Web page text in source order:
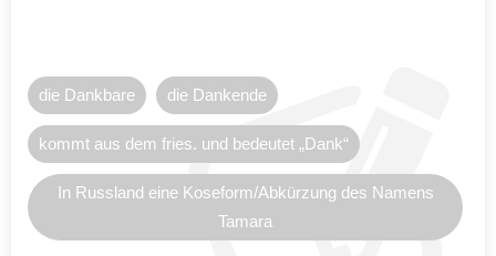
die Dankbare die Dankende
kommt aus dem fries. und bedeutet „Dank“
In Russland eine Koseform/Abkürzung des Namens
Tamara